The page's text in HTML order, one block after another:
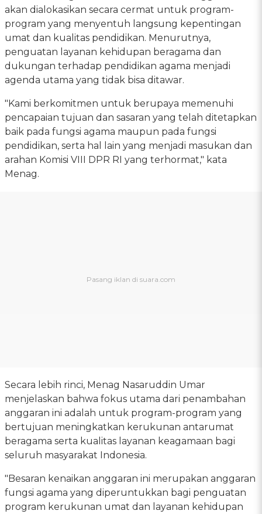
akan dialokasikan secara cermat untuk program-
program yang menyentuh langsung kepentingan
umat dan kualitas pendidikan. Menurutnya,
penguatan layanan kehidupan beragama dan
dukungan terhadap pendidikan agama menjadi
agenda utama yang tidak bisa ditawar.
"Kami berkomitmen untuk berupaya memenuhi
pencapaian tujuan dan sasaran yang telah ditetapkan
baik pada fungsi agama maupun pada fungsi
pendidikan, serta hal lain yang menjadi masukan dan
arahan Komisi VIII DPR RI yang terhormat," kata
Menag.
Secara lebih rinci, Menag Nasaruddin Umar
menjelaskan bahwa fokus utama dari penambahan
anggaran ini adalah untuk program-program yang
bertujuan meningkatkan kerukunan antarumat
beragama serta kualitas layanan keagamaan bagi
seluruh masyarakat Indonesia.
"Besaran kenaikan anggaran ini merupakan anggaran
fungsi agama yang diperuntukkan bagi penguatan
program kerukunan umat dan layanan kehidupan